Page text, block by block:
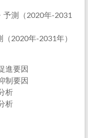
予測（2020年-2031
2020年-2031年）
進要因
制要因
析
析